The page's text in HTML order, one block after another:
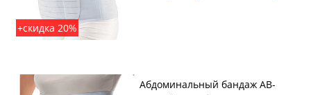
+скидка 20%
Абдоминальный бандаж AB-